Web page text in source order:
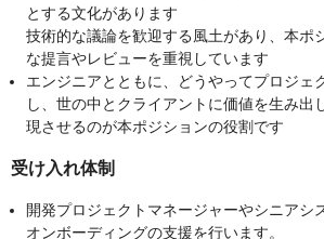
とする文化があります
技術的な議論を歓迎する風土があり、本ポ
な提言やレビューを重視しています
エンジニアとともに、どうやってプロジェ
し、世の中とクライアントに価値を生み出
現させるのが本ポジションの役割です
受け入れ体制
開発プロジェクトマネージャーやシニアシ
オンボーディングの支援を行います。